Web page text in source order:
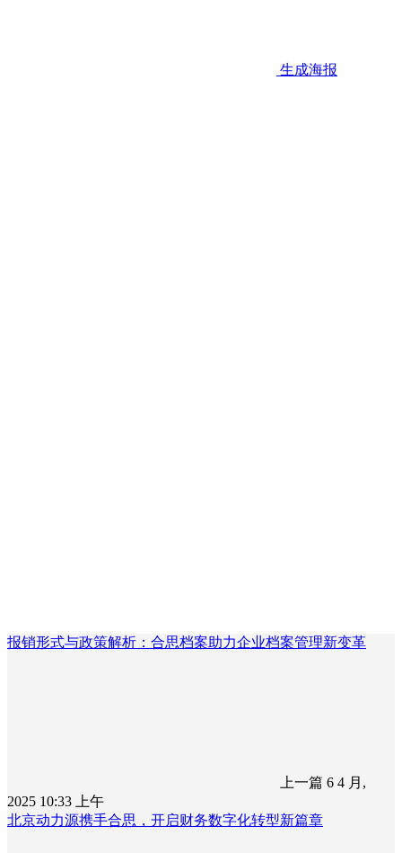
生成海报
报销形式与政策解析：合思档案助力企业档案管理新变革
上一篇 6 4 月,
2025 10:33 上午
北京动力源携手合思，开启财务数字化转型新篇章